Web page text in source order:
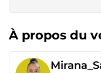
À propos du